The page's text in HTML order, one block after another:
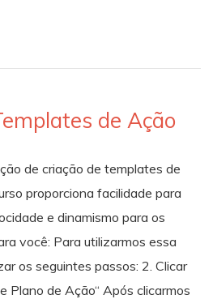
de Ação
de criação de templates de
proporciona facilidade para
e dinamismo para os
você: Para utilizarmos essa
os seguintes passos: 2. Clicar
Plano de Ação“ Após clicarmos